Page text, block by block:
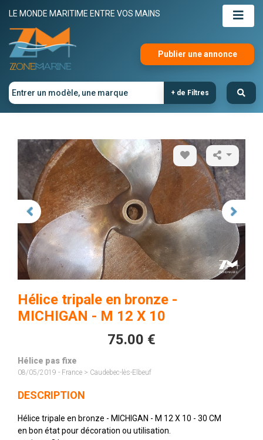
LE MONDE MARITIME ENTRE VOS MAINS
Publier une annonce
+ de Filtres
Hélice tripale en bronze -
MICHIGAN - M 12 X 10
75.00 €
Hélice pas fixe
08/05/2019 - France > Caudebec-lès-Elbeuf
DESCRIPTION
Hélice tripale en bronze - MICHIGAN - M 12 X 10 - 30 CM
en bon état pour décoration ou utilisation.